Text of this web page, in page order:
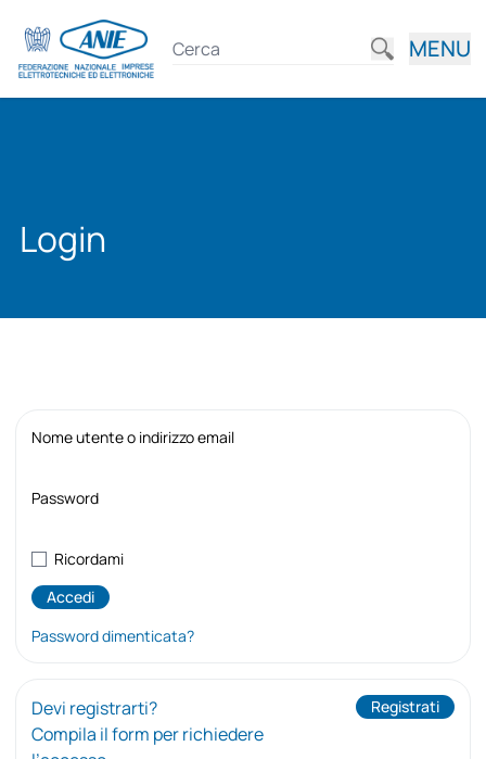
MENU
Login
Nome utente o indirizzo email
Password
Ricordami
Password dimenticata?
Devi registrarti?
Compila il form per richiedere
Registrati